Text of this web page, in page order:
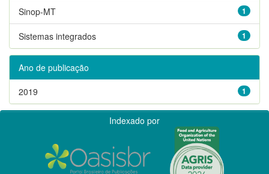
1
Sinop-MT
1
Sistemas integrados
Ano de publicação
1
2019
Indexado por